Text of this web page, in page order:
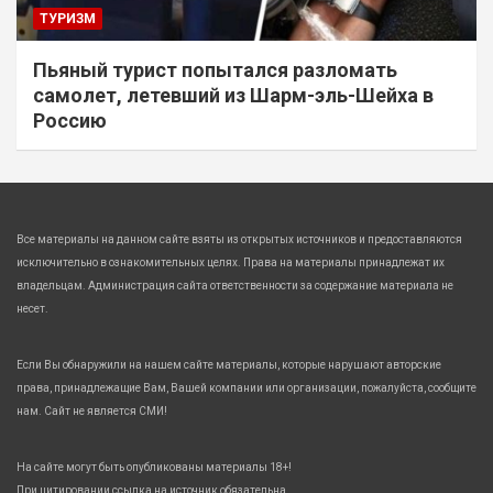
ТУРИЗМ
Пьяный турист попытался разломать
самолет, летевший из Шарм-эль-Шейха в
Россию
Все материалы на данном сайте взяты из открытых источников и предоставляются
исключительно в ознакомительных целях. Права на материалы принадлежат их
владельцам. Администрация сайта ответственности за содержание материала не
несет.
Если Вы обнаружили на нашем сайте материалы, которые нарушают авторские
права, принадлежащие Вам, Вашей компании или организации, пожалуйста, сообщите
нам. Сайт не является СМИ!
На сайте могут быть опубликованы материалы 18+!
При цитировании ссылка на источник обязательна.